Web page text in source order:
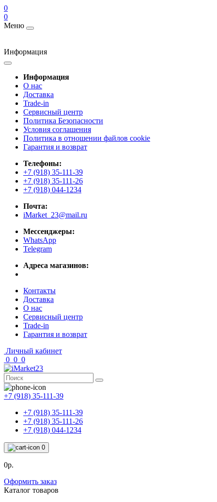
0
0
Меню
Информация
Информация
О нас
Доставка
Trade-in
Сервисный центр
Политика Безопасности
Условия соглашения
Политика в отношении файлов cookie
Гарантия и возврат
Телефоны:
+7 (918) 35-111-39
+7 (918) 35-111-26
+7 (918) 044-1234
Почта:
iMarket_23@mail.ru
Мессенджеры:
WhatsApp
Telegram
Адреса магазинов:
Контакты
Доставка
О нас
Сервисный центр
Trade-in
Гарантия и возврат
Личный кабинет
0 0 0
+7 (918) 35-111-39
+7 (918) 35-111-39
+7 (918) 35-111-26
+7 (918) 044-1234
0
0р.
Оформить заказ
Каталог товаров